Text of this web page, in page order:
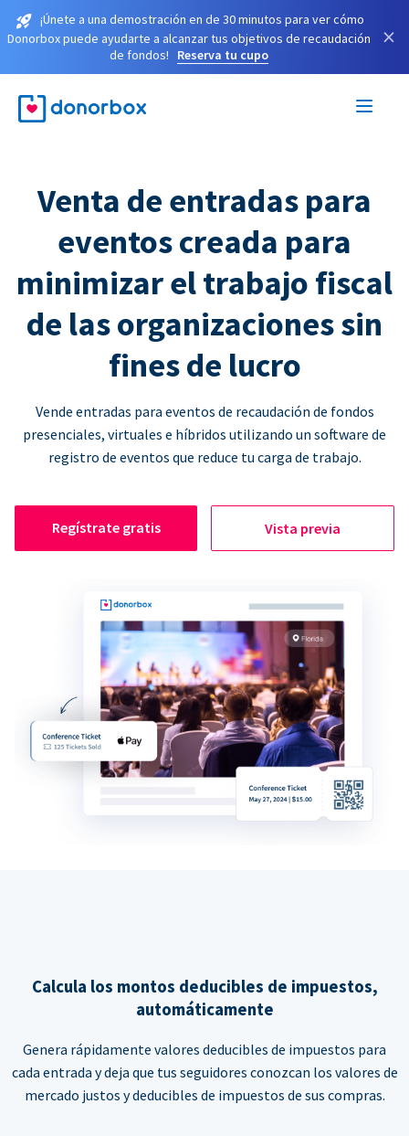
¡Únete a una demostración en de 30 minutos para ver cómo
Donorbox puede ayudarte a alcanzar tus objetivos de recaudación
de fondos!
Reserva tu cupo
×
Venta de entradas para
eventos creada para
minimizar el trabajo fiscal
de las organizaciones sin
fines de lucro
Vende entradas para eventos de recaudación de fondos
presenciales, virtuales e híbridos utilizando un software de
registro de eventos que reduce tu carga de trabajo.
Regístrate gratis Vista previa
Calcula los montos deducibles de impuestos,
automáticamente
Genera rápidamente valores deducibles de impuestos para
cada entrada y deja que tus seguidores conozcan los valores de
mercado justos y deducibles de impuestos de sus compras.